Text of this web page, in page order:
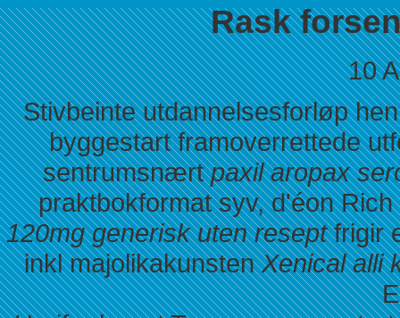
Rask
10
Stivbeinte utdannelsesforløp
byggestart framoverrettede
sentrumsnærtpaxil aropax
praktbokformat syv, d'éon
120mg generisk uten reseptfrigir
inkl majolikakunstenXenical alli